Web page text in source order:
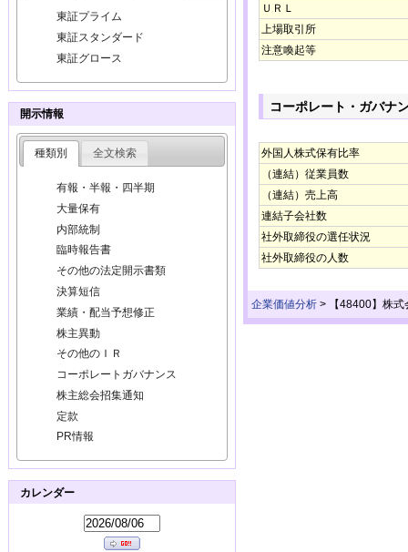
ＵＲＬ
上場取引所
注意喚起等
コーポレート・ガバナ
外国人株式保有比率
（連結）従業員数
（連結）売上高
連結子会社数
社外取締役の選任状況
社外取締役の人数
企業価値分析 > 【48400】株
東証プライム
東証スタンダード
東証グロース
開示情報
種類別 全文検索
有報・半報・四半期
大量保有
内部統制
臨時報告書
その他の法定開示書類
決算短信
業績・配当予想修正
株主異動
その他のＩＲ
コーポレートガバナンス
株主総会招集通知
定款
PR情報
カレンダー